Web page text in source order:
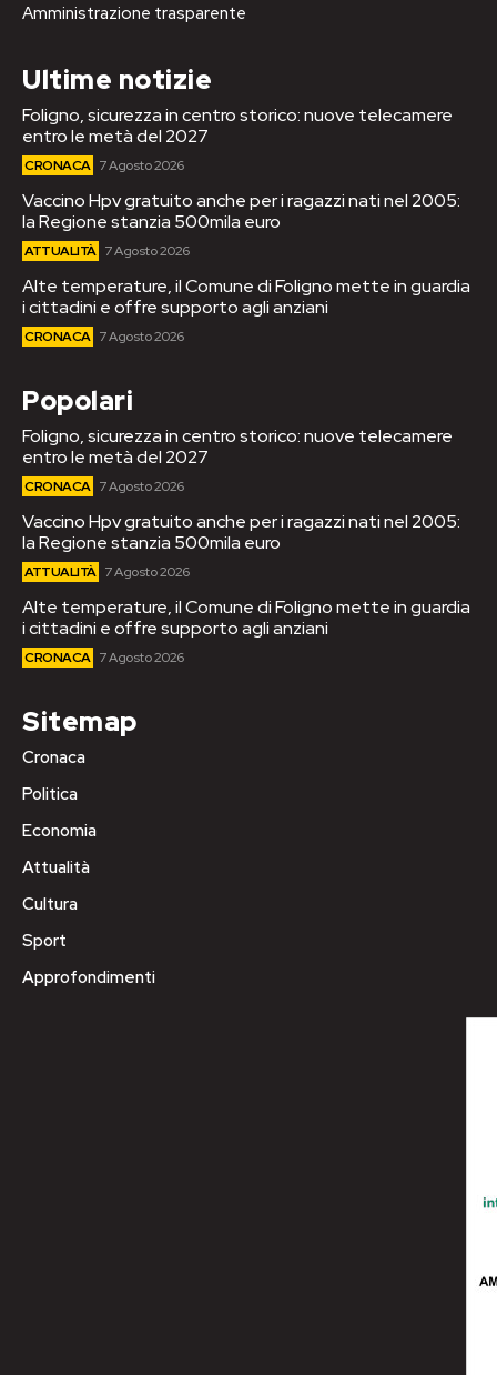
Amministrazione trasparente
Ultime notizie
Foligno, sicurezza in centro storico: nuove telecamere
entro le metà del 2027
CRONACA 7 Agosto 2026
Vaccino Hpv gratuito anche per i ragazzi nati nel 2005:
la Regione stanzia 500mila euro
ATTUALITÀ 7 Agosto 2026
Alte temperature, il Comune di Foligno mette in guardia
i cittadini e offre supporto agli anziani
CRONACA 7 Agosto 2026
Popolari
Foligno, sicurezza in centro storico: nuove telecamere
entro le metà del 2027
CRONACA 7 Agosto 2026
Vaccino Hpv gratuito anche per i ragazzi nati nel 2005:
la Regione stanzia 500mila euro
ATTUALITÀ 7 Agosto 2026
Alte temperature, il Comune di Foligno mette in guardia
i cittadini e offre supporto agli anziani
CRONACA 7 Agosto 2026
Sitemap
Cronaca
Politica
Economia
Attualità
Cultura
Sport
Approfondimenti